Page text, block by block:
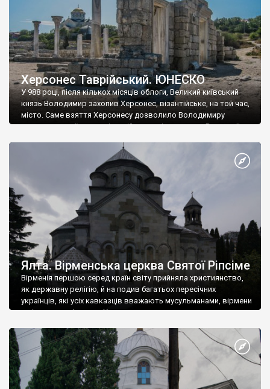
Херсонес Таврійський. ЮНЕСКО
У 988 році, після кількох місяців облоги, Великий київський
князь Володимир захопив Херсонес, візантійське, на той час,
місто. Саме взяття Херсонесу дозволило Володимиру
диктувати свої умови візантійському імператору Василю ІІ, та
Херсонесі Володимир-язичник, став Василем-християнином.
А потім було Хрещення Русі. На честь Херсонесу Таврійського
Ялта. Вірменська церква Святої Ріпсіме
Вірменія першою серед країн світу прийняла християнство,
як державну релігію, й на подив багатьох пересічних
українців, які усіх кавказців вважають мусульманами, вірмени
є відданими вірянами Христа